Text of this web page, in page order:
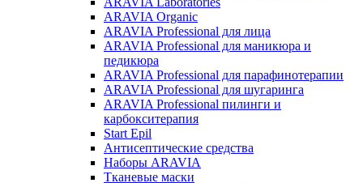
ARAVIA Organic
ARAVIA Professional для лица
ARAVIA Professional для маникюра и
педикюра
ARAVIA Professional для парафинотерапии
ARAVIA Professional для шугаринга
ARAVIA Professional пилинги и
карбокситерапия
Start Epil
Антисептические средства
Наборы ARAVIA
Тканевые маски